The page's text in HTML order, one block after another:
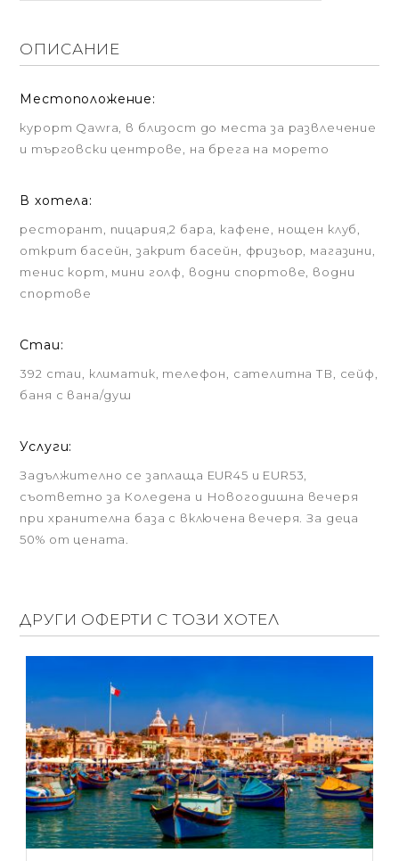
ОПИСАНИЕ
Местоположение:
курорт Qawra, в близост до места за развлечение
и търговски центрове, на брега на морето
В хотела:
ресторант, пицария,2 бара, кафене, нощен клуб,
открит басейн, закрит басейн, фризьор, магазини,
тенис корт, мини голф, водни спортове, водни
спортове
Стаи:
392 стаи, климатик, телефон, сателитна ТВ, сейф,
баня с вана/душ
Услуги:
Задължително се заплаща EUR45 и EUR53,
съответно за Коледена и Новогодишна вечеря
при хранителна база с включена вечеря. За деца
50% от цената.
ДРУГИ ОФЕРТИ С ТОЗИ ХОТЕЛ